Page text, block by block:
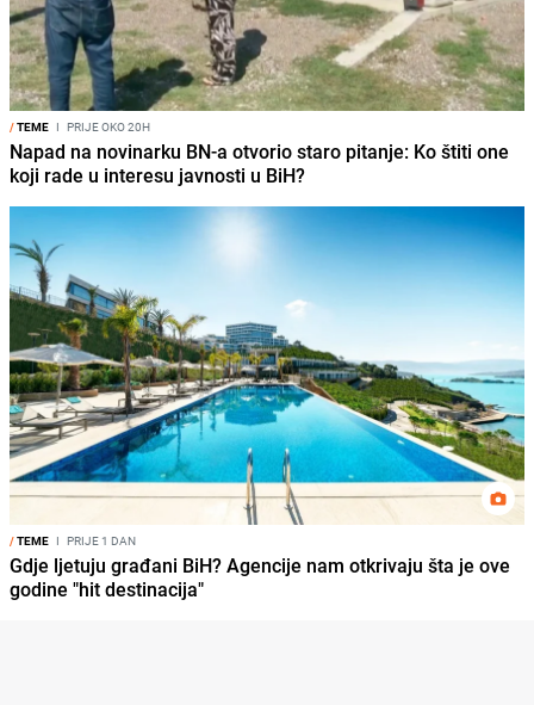
/TEME I PRIJE OKO 20H
Napad na novinarku BN-a otvorio staro pitanje: Ko štiti one
koji rade u interesu javnosti u BiH?
/TEME I PRIJE 1 DAN
Gdje ljetuju građani BiH? Agencije nam otkrivaju šta je ove
godine "hit destinacija"